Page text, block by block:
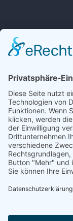
Trete uns
Wir freuen uns
Ergenzingen
HIER